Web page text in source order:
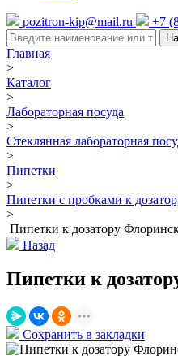
pozitron-kip@mail.ru +7
Главная
>
Каталог
>
Лабораторная посуда
>
Стеклянная лабораторная
>
Пипетки
>
Пипетки с пробками к
>
Пипетки к дозатору
Назад
Пипетки к
Сохранить в закладки